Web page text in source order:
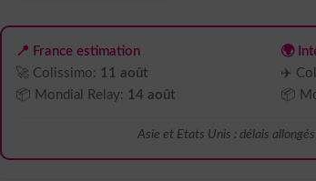
📍 France estimation
🚀 Colissimo: 11 août
📦 Mondial Relay: 14 août
🌍
✈️
📦
Asie et Etats Unis : délais